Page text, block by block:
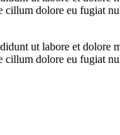
dolore eu fugiat
ut labore et
dolore eu fugiat